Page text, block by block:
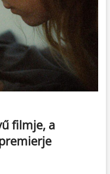
filmje, a